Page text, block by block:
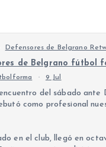
Defensores de Belgrano
de Belgrano fútbol
· 9 Jul
del sábado ante
como profesional
en el club, llegó en